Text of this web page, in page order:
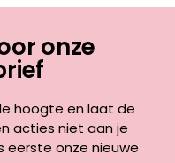
onze
hoogte en laat de
acties niet aan je
eerste onze nieuwe